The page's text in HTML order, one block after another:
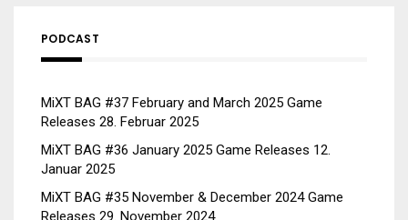
PODCAST
MiXT BAG #37 February and March 2025 Game
Releases 28. Februar 2025
MiXT BAG #36 January 2025 Game Releases 12.
Januar 2025
MiXT BAG #35 November & December 2024 Game
Releases 29. November 2024